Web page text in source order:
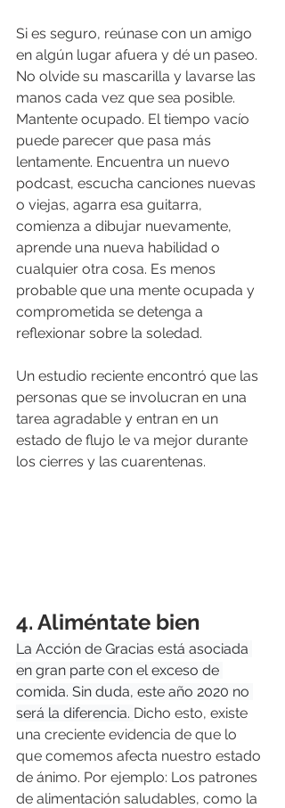
Si es seguro, reúnase con un amigo
en algún lugar afuera y dé un paseo.
No olvide su mascarilla y lavarse las
manos cada vez que sea posible.
Mantente ocupado. El tiempo vacío
puede parecer que pasa más
lentamente. Encuentra un nuevo
podcast, escucha canciones nuevas
o viejas, agarra esa guitarra,
comienza a dibujar nuevamente,
aprende una nueva habilidad o
cualquier otra cosa. Es menos
probable que una mente ocupada y
comprometida se detenga a
reflexionar sobre la soledad.
Un estudio reciente encontró que las
personas que se involucran en una
tarea agradable y entran en un
estado de flujo le va mejor durante
los cierres y las cuarentenas.
4. Aliméntate bien
La Acción de Gracias está asociada
en gran parte con el exceso de
comida. Sin duda, este año 2020 no
será la diferencia. Dicho esto, existe
una creciente evidencia de que lo
que comemos afecta nuestro estado
de ánimo. Por ejemplo: Los patrones
de alimentación saludables, como la